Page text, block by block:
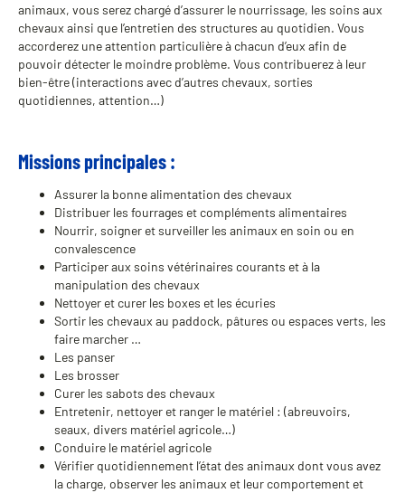
animaux, vous serez chargé d’assurer le nourrissage, les soins aux
chevaux ainsi que l’entretien des structures au quotidien. Vous
accorderez une attention particulière à chacun d’eux afin de
pouvoir détecter le moindre problème. Vous contribuerez à leur
bien-être (interactions avec d’autres chevaux, sorties
quotidiennes, attention…)
Missions principales :
Assurer la bonne alimentation des chevaux
Distribuer les fourrages et compléments alimentaires
Nourrir, soigner et surveiller les animaux en soin ou en
convalescence
Participer aux soins vétérinaires courants et à la
manipulation des chevaux
Nettoyer et curer les boxes et les écuries
Sortir les chevaux au paddock, pâtures ou espaces verts, les
faire marcher …
Les panser
Les brosser
Curer les sabots des chevaux
Entretenir, nettoyer et ranger le matériel : (abreuvoirs,
seaux, divers matériel agricole…)
Conduire le matériel agricole
Vérifier quotidiennement l’état des animaux dont vous avez
la charge, observer les animaux et leur comportement et